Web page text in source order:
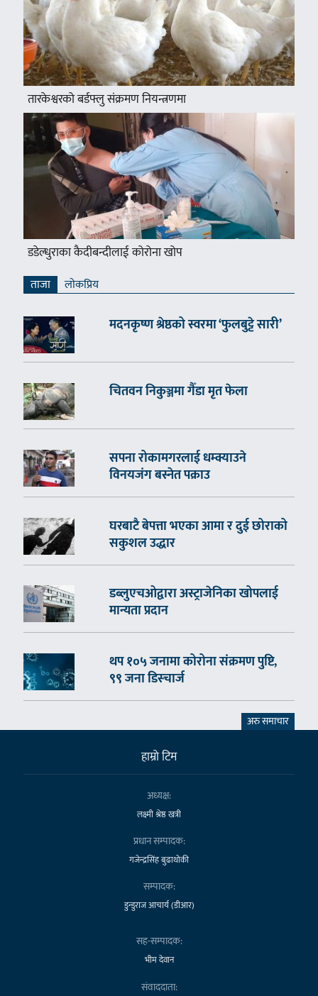
तारकेश्वरको बर्डफ्लु संक्रमण नियन्त्रणमा
डडेल्धुराका कैदीबन्दीलाई कोरोना खोप
ताजा लाेकप्रिय
मदनकृष्ण श्रेष्ठको स्वरमा ‘फुलबुट्टे सारी’
चितवन निकुञ्जमा गैँडा मृत फेला
सपना रोकामगरलाई धम्क्याउने
विनयजंग बस्नेत पक्राउ
घरबाटै बेपत्ता भएका आमा र दुई छोराको
सकुशल उद्धार
डब्लुएचओद्वारा अस्ट्राजेनिका खोपलाई
मान्यता प्रदान
थप १०५ जनामा कोरोना संक्रमण पुष्टि,
९९ जना डिस्चार्ज
अरु समाचार
हाम्राे टिम
अध्यक्ष:
लक्ष्मी श्रेष्ठ खत्री
प्रधान सम्पादक:
गजेन्द्रसिंह बुढाथोकी
सम्पादक:
डुन्डुराज आचार्य (डीआर)
सह-सम्पादक:
भीम देवान
संवाददाता: